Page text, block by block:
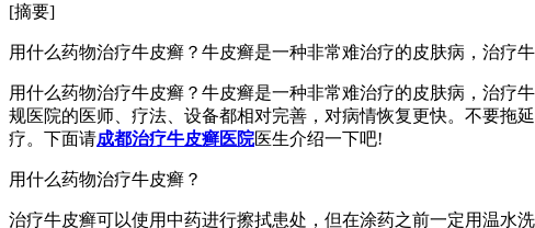
[摘要]
用什么药物治疗牛皮癣？牛皮癣是一种非常难治疗的皮肤病，治疗
用什么药物治疗牛皮癣？牛皮癣是一种非常难治疗的皮肤病，治疗
规医院的医师、疗法、设备都相对完善，对病情恢复更快。不要拖
疗。下面请成都治疗牛皮癣医院医生介绍一下吧!
用什么药物治疗牛皮癣？
治疗牛皮癣可以使用中药进行擦拭患处，但在涂药之前一定用温水